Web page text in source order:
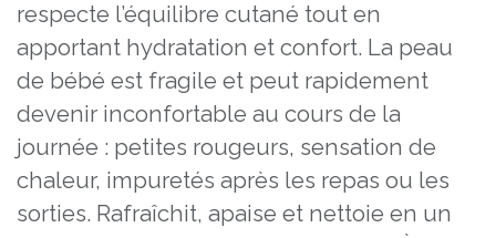
respecte l’équilibre cutané tout en
apportant hydratation et confort. La peau
de bébé est fragile et peut rapidement
devenir inconfortable au cours de la
journée : petites rougeurs, sensation de
chaleur, impuretés après les repas ou les
sorties. Rafraîchit, apaise et nettoie en un